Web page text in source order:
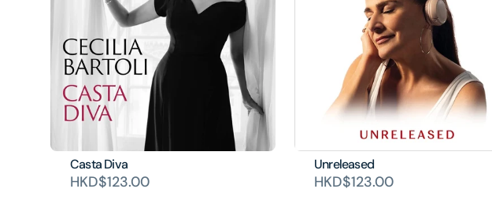
Casta Diva
HKD$123.00
Unreleased
HKD$123.00